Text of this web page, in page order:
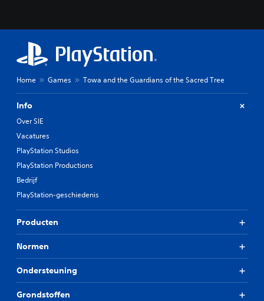
Home Games Towa and the Guardians of the Sacred Tree
Info
Over SIE
Vacatures
PlayStation Studios
PlayStation Productions
Bedrijf
PlayStation-geschiedenis
Producten
Normen
Ondersteuning
Grondstoffen